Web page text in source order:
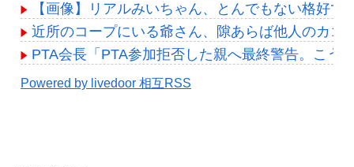
【画像】リアルみいちゃん、とんでもない格好
近所のコープにいる爺さん、隙あらば他人のカゴ
PTA会長「PTA参加拒否した親へ最終警告。こう
Powered by livedoor 相互RSS